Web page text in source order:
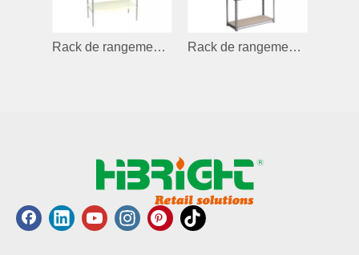
Rack de rangement en plastique ABS Steel Rack de rangement en métal A-03